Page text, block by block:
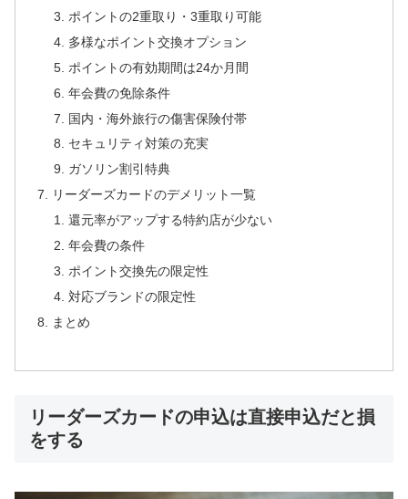
ポイントの2重取り・3重取り可能
多様なポイント交換オプション
ポイントの有効期間は24か月間
年会費の免除条件
国内・海外旅行の傷害保険付帯
セキュリティ対策の充実
ガソリン割引特典
リーダーズカードのデメリット一覧
還元率がアップする特約店が少ない
年会費の条件
ポイント交換先の限定性
対応ブランドの限定性
まとめ
リーダーズカードの申込は直接申込だと損
をする